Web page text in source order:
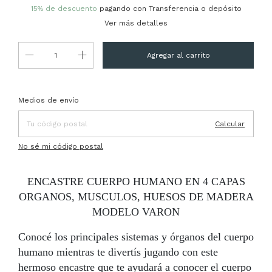
15% de descuento pagando con Transferencia o depósito
Ver más detalles
Entregas para el CP:
Medios de envío
Calcular
No sé mi código postal
ENCASTRE CUERPO HUMANO EN 4 CAPAS
ORGANOS, MUSCULOS, HUESOS DE MADERA
MODELO VARON
Conocé los principales sistemas y órganos del cuerpo
humano mientras te divertís jugando con este
hermoso encastre que te ayudará a conocer el cuerpo